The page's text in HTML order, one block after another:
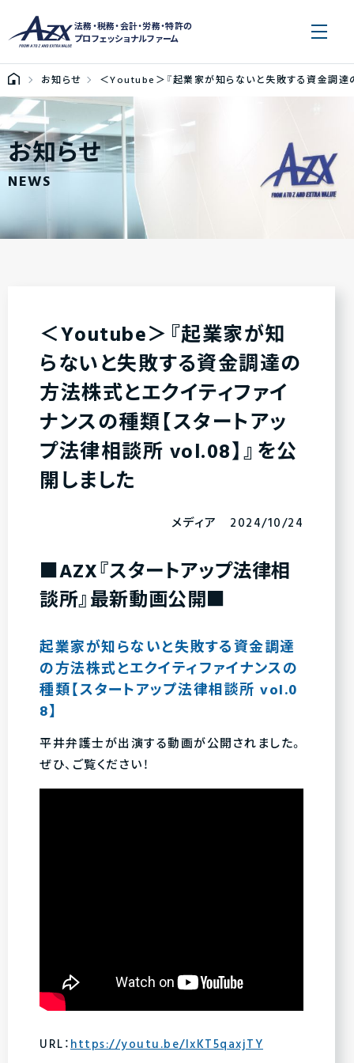
法務・税務・会計・労務・特許の
プロフェッショナルファーム
お知らせ ＜Youtube＞『起業家が知らないと失敗する資金調達
お知らせ
NEWS
＜Youtube＞『起業家が知
らないと失敗する資金調達の
方法株式とエクイティファイ
ナンスの種類【スタートアッ
プ法律相談所 vol.08】』を公
開しました
メディア 2024/10/24
■AZX『スタートアップ法律相
談所』最新動画公開■
起業家が知らないと失敗する資金調達
の方法株式とエクイティファイナンスの
種類【スタートアップ法律相談所 vol.0
8】
平井弁護士が出演する動画が公開されました。
ぜひ、ご覧ください！
URL：https://youtu.be/lxKT5qaxjTY